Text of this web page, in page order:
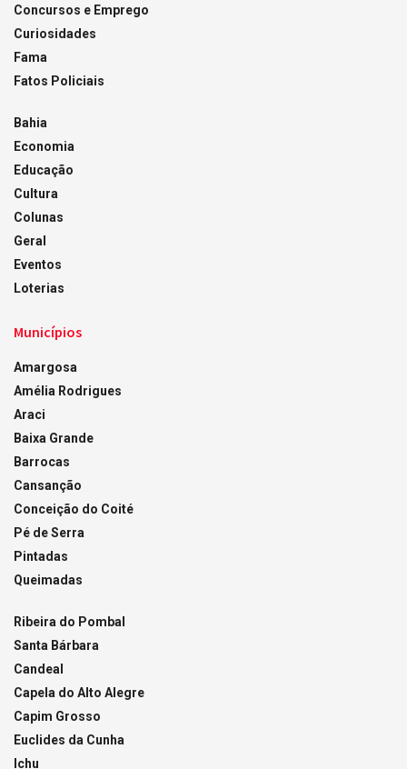
Concursos e Emprego
Curiosidades
Fama
Fatos Policiais
Bahia
Economia
Educação
Cultura
Colunas
Geral
Eventos
Loterias
Municípios
Amargosa
Amélia Rodrigues
Araci
Baixa Grande
Barrocas
Cansanção
Conceição do Coité
Pé de Serra
Pintadas
Queimadas
Ribeira do Pombal
Santa Bárbara
Candeal
Capela do Alto Alegre
Capim Grosso
Euclides da Cunha
Ichu